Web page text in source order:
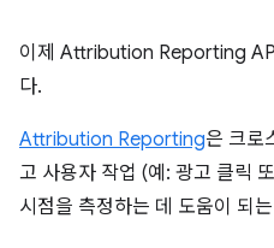
이제 Attribution Reporting
다.
Attribution Reporting은 크로
고 사용자 작업 (예: 광고 클릭
시점을 측정하는 데 도움이 되